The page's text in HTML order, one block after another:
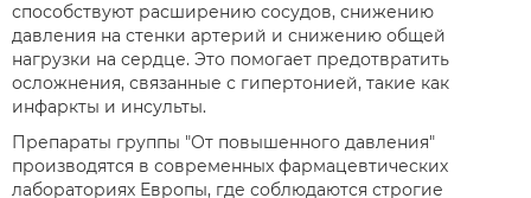
способствуют расширению сосудов, снижению
давления на стенки артерий и снижению общей
нагрузки на сердце. Это помогает предотвратить
осложнения, связанные с гипертонией, такие как
инфаркты и инсульты.
Препараты группы "От повышенного давления"
производятся в современных фармацевтических
лабораториях Европы, где соблюдаются строгие